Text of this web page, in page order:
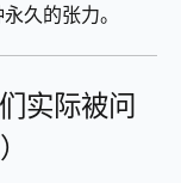
久的张力。
实际被问